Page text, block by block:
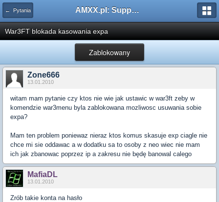
← Pytania AMXX.pl: Support AMX Mod X i SourceMod
War3FT blokada kasowania expa
Zablokowany
Zone666
13.01.2010
witam mam pytanie czy ktos nie wie jak ustawic w war3ft zeby w
komendzie war3menu byla zablokowana mozliwosc usuwania sobie
expa?
Mam ten problem poniewaz nieraz ktos komus skasuje exp ciagle nie
chce mi sie oddawac a w dodatku sa to osoby z neo wiec nie mam
ich jak zbanowac poprzez ip a zakresu nie będę banowal calego
MafiaDL
13.01.2010
Zrób takie konta na hasło